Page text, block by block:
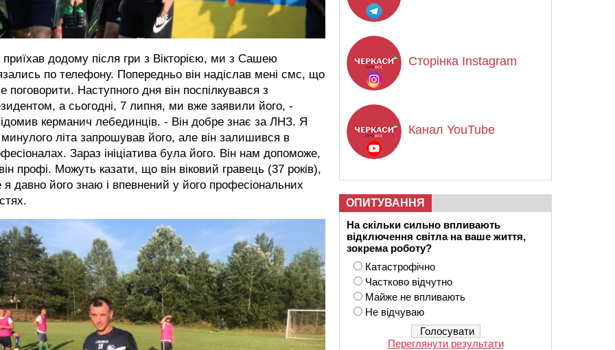
додому після гри з Вікторією, ми з Сашею
по телефону. Попередньо він надіслав мені смс, що
поговорити. Наступного дня він поспілкувався з
а сьогодні, 7 липня, ми вже заявили його, -
керманич лебединців. - Він добре знає за ЛНЗ. Я
літа запрошував його, але він залишився в
Зараз ініціатива була його. Він нам допоможе,
профі. Можуть казати, що він віковий гравець (37 років),
я давно його знаю і впевнений у його професіональних
Сторінка Instagram
Канал YouTube
ОПИТУВАННЯ
На скільки сильно впливають
відключення світла на ваше життя,
зокрема роботу?
Катастрофічно
Частково відчутно
Майже не впливають
Не відчуваю
Переглянути результати